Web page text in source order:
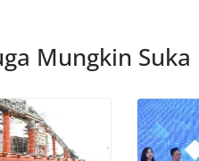
Mungkin Suka